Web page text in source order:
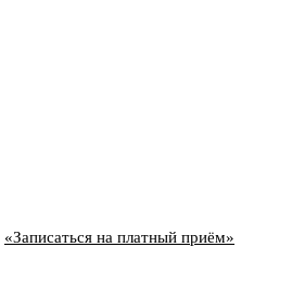
«Записаться на платный приём»